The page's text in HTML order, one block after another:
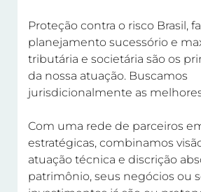
Proteção contra o risco Brasil,
planejamento sucessório e
tributária e societária são os
da nossa atuação. Buscamos
jurisdicionalmente as
Com uma rede de parceiros
estratégicas, combinamos
atuação técnica e discrição
patrimônio, seus negócios ou